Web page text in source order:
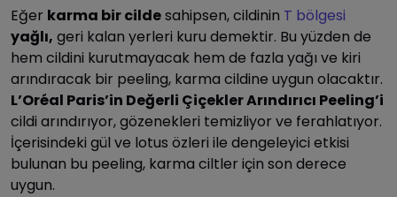
Eğer karma bir cildesahipsen, cildinin T bölgesi
yağlı, geri kalan yerleri kuru demektir. Bu yüzden de
hem cildini kurutmayacak hem de fazla yağı ve kiri
arındıracak bir peeling, karma cildine uygun olacaktır.
L’Oréal Paris’in Değerli Çiçekler Arındırıcı Peeling’i
cildi arındırıyor, gözenekleri temizliyor ve ferahlatıyor.
İçerisindeki gül ve lotus özleri ile dengeleyici etkisi
bulunan bu peeling, karma ciltler için son derece
uygun.